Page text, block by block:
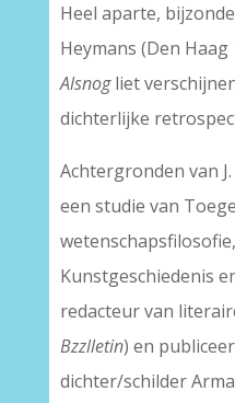
Heel aparte,
Heymans (Den
Alsnogliet
dichterlijke
Achtergronden van
een studie van
Kunstgeschiedenis
redacteur van
Bzzlletin) en
dichter/schilder